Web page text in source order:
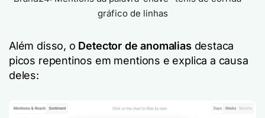
gráfico de linhas
Além disso, o Detector de anomalias destaca
picos repentinos em mentions e explica a causa
deles: